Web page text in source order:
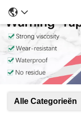
Alle Categorieën